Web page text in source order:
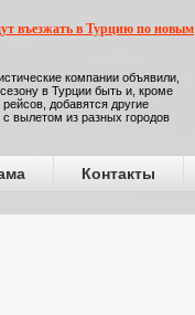
въезжать в Турцию по новым
компании объявили,
в Турции быть и, кроме
добавятся другие
с вылетом из разных городов
Контакты